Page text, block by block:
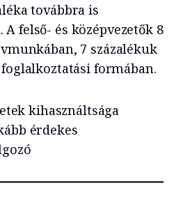
továbbra is
felső- és középvezetők 8
7 százalékuk
formában.
kihasználtsága
érdekes